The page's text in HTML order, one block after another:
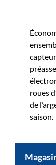
roues
de
saison.